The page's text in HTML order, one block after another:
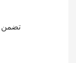
تضمن